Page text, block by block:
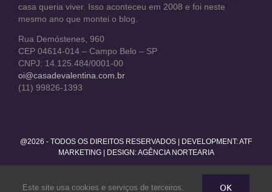
casa queria viver. Isso aconteceu em 2008 e foi neste
mesmo ano que montei o blog.
Rua Demóstenes, 960
CEP 04614-014 – Campo Belo – SP
CNPJ: 14.125.484/0001-00
oi@casadevalentina.com.br
(11) 99826-1393
@2026 - TODOS OS DIREITOS RESERVADOS | DEVELOPMENT:ATF
MARKETING| DESIGN: AGÊNCIA NORTEARIA
FacebookTwitterInstagramPinterestYouTube
Este site usa cookies e serviços de terceiros. OK